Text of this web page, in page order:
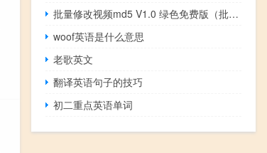
批量修改视频md5 V1.0 绿色免费版（批量修改视频md5 V1.0 绿色免费版功能简介）
woof英语是什么意思
老歌英文
翻译英语句子的技巧
初二重点英语单词